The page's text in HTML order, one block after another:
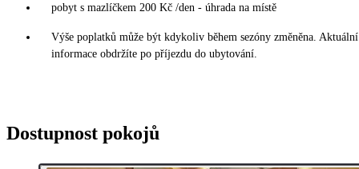
pobyt s mazlíčkem 200 Kč /den - úhrada na místě
Výše poplatků může být kdykoliv během sezóny změněna. Aktuální
informace obdržíte po příjezdu do ubytování.
Dostupnost pokojů